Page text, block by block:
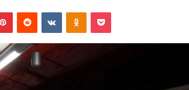
PinterestReddit VKontakteOdnoklassniki
Pocket